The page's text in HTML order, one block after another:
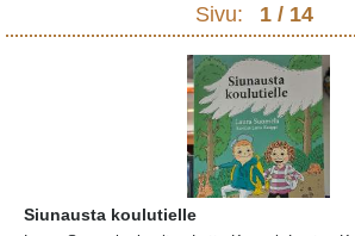
Sivu: 1 / 14
Siunausta koulutielle